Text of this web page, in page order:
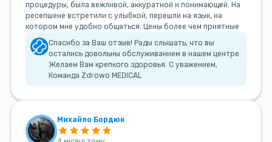
процедуры, была вежливой, аккуратной и понимающей. На
ресепшене встретили с улыбкой, перешли на язык, на
котором мне удобно общаться. Цены более чем приятные
Спасибо за Ваш отзыв! Рады слышать, что вы
остались довольны обслуживанием в нашем центре.
Желаем Вам крепкого здоровья. С уважением,
Команда Zdrowo MEDICAL
Михайло Бордюк